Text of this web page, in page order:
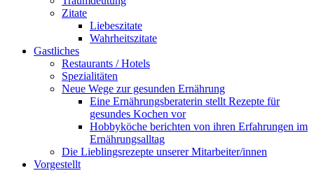
Zitate
Liebeszitate
Wahrheitszitate
Gastliches
Restaurants / Hotels
Spezialitäten
Neue Wege zur gesunden Ernährung
Eine Ernährungsberaterin stellt Rezepte für
gesundes Kochen vor
Hobbyköche berichten von ihren Erfahrungen im
Ernährungsalltag
Die Lieblingsrezepte unserer Mitarbeiter/innen
Vorgestellt